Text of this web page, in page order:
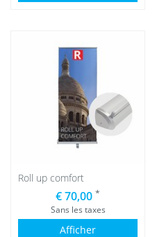
Roll up comfort
€ 70,00 *
Sans les taxes
Afficher